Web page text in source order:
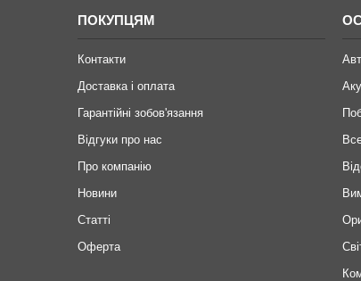
ПОКУПЦЯМ
Контакти
Доставка і оплата
Гарантійні зобов'язання
Відгуки про нас
Про компанію
Новини
Статті
Оферта